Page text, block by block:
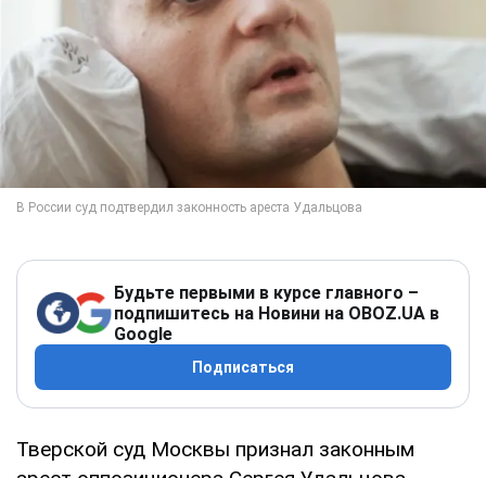
Будьте первыми в курсе главного –
подпишитесь на Новини на OBOZ.UA в
Google
Подписаться
Тверской суд Москвы признал законным